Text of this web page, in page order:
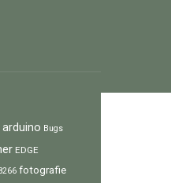
arduino Bugs
EDGE
fotografie